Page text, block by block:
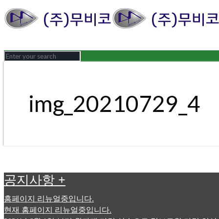
img_20210729_4
공지사항 +
홈페이지 리뉴얼중입니다.
현재 홈페이지 리뉴얼중입니다.